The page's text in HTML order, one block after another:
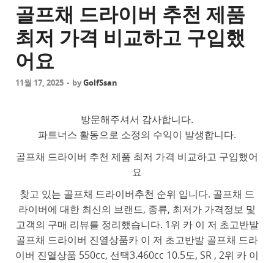
골프채 드라이버 추천 제품
최저 가격 비교하고 구입했
어요
11월 17, 2025 - byGolfSsan
방문해주셔서 감사합니다.
파트너스 활동으로 소정의 수익이 발생합니다.
골프채 드라이버 추천 제품 최저 가격 비교하고 구입했어
요
찾고 있는 골프채 드라이버추천 순위 입니다. 골프채 드
라이버에 대한 최신의 브랜드, 종류, 최저가 가격정보 및
고객의 구매 리뷰를 정리했습니다. 1위 카 이 저 초고반발
골프채 드라이버 진열상품카 이 저 초고반발 골프채 드라
이버 진열상품 550cc, 선택3.460cc 10.5도, SR , 2위 카 이